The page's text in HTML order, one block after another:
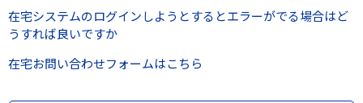
在宅システムのログインしようとするとエラーがでる場合はど
うすれば良いですか
在宅お問い合わせフォームはこちら